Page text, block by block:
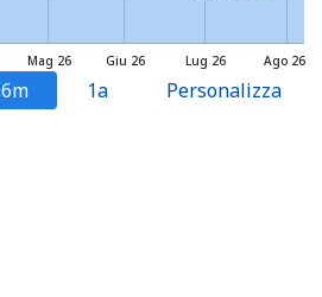
Mag 26 Lug 26
Giu 26 Ago 26
6m 1a Personalizza